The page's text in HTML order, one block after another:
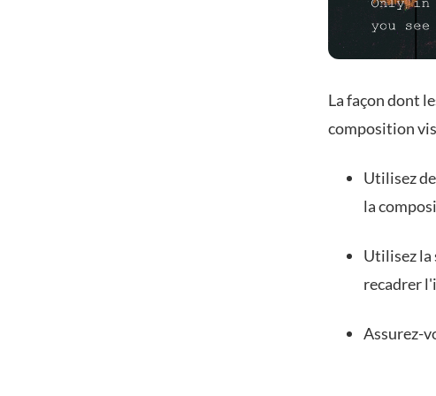
La façon dont
composition
Utilisez
la
Utilisez la
recadrer
Assurez-